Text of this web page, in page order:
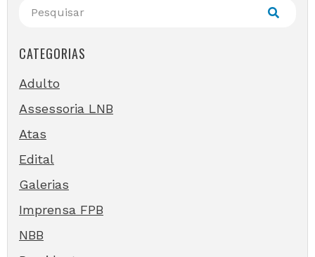
CATEGORIAS
Adulto
Assessoria LNB
Atas
Edital
Galerias
Imprensa FPB
NBB